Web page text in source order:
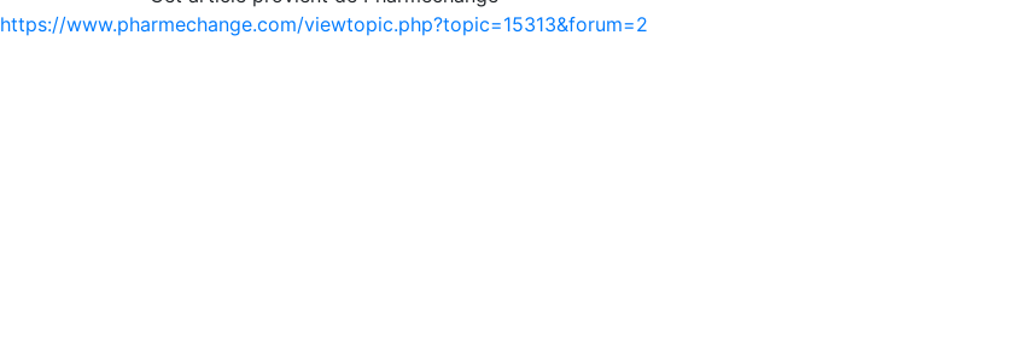
https://www.pharmechange.com/viewtopic.php?topic=15313&forum=2